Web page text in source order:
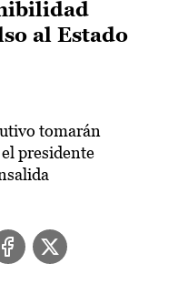
al Estado
tomarán
presidente